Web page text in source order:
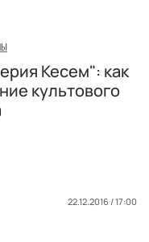
Кесем": как
культового
22.12.2016 / 17:00